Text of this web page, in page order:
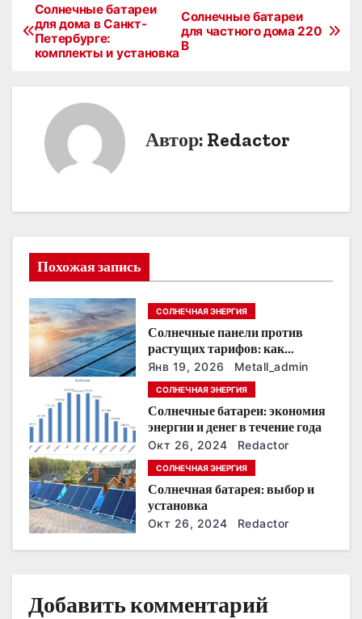
Н
ц
я
п
о
з
п
и
с
я
Солнечные батареи
для частного дома 220
В
Солнечные батареи
для дома в Санкт-
Петербурге:
комплекты и установка
Автор: Redactor
Похожая запись
СОЛНЕЧНАЯ ЭНЕРГИЯ
Солнечные панели против
растущих тарифов: как
сохранить
энергонезависимость в
ближайшие годы
Янв 19, 2026 Metall_admin
СОЛНЕЧНАЯ ЭНЕРГИЯ
Солнечные батареи: экономия
энергии и денег в течение года
Окт 26, 2024 Redactor
СОЛНЕЧНАЯ ЭНЕРГИЯ
Солнечная батарея: выбор и
установка
Окт 26, 2024 Redactor
Добавить комментарий